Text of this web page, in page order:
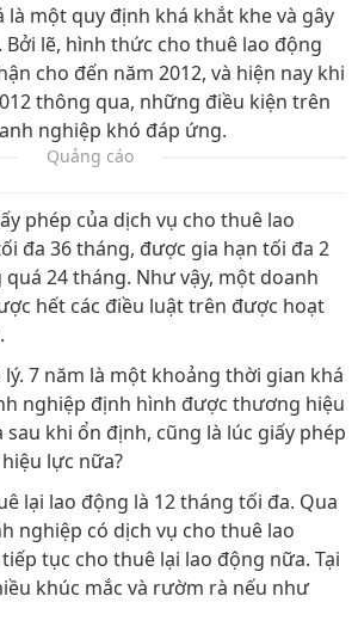
một quy định khá khắt khe và gây
Bởi lẽ, hình thức cho thuê lao động
cho đến năm 2012, và hiện nay khi
thông qua, những điều kiện trên
nghiệp khó đáp ứng.
Quảng cáo
phép của dịch vụ cho thuê lao
đa 36 tháng, được gia hạn tối đa 2
24 tháng. Như vậy, một doanh
hết các điều luật trên được hoạt
7 năm là một khoảng thời gian khá
nghiệp định hình được thương hiệu
khi ổn định, cũng là lúc giấy phép
lực nữa?
lại lao động là 12 tháng tối đa. Qua
nghiệp có dịch vụ cho thuê lao
tục cho thuê lại lao động nữa. Tại
khúc mắc và rườm rà nếu như